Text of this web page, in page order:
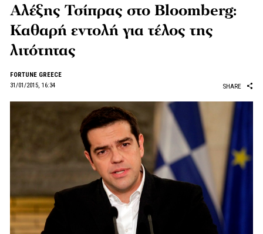
Αλέξης Τσίπρας στο Bloomberg:
Καθαρή εντολή για τέλος της
λιτότητας
FORTUNE GREECE
31/01/2015, 16:34
SHARE